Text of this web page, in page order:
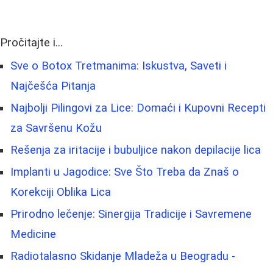
Pročitajte i...
Sve o Botox Tretmanima: Iskustva, Saveti i
Najčešća Pitanja
Najbolji Pilingovi za Lice: Domaći i Kupovni Recepti
za Savršenu Kožu
Rešenja za iritacije i bubuljice nakon depilacije lica
Implanti u Jagodice: Sve Što Treba da Znaš o
Korekciji Oblika Lica
Prirodno lečenje: Sinergija Tradicije i Savremene
Medicine
Radiotalasno Skidanje Mladeža u Beogradu -